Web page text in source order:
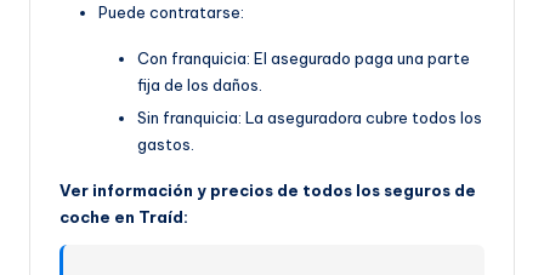
Puede contratarse:
Con franquicia: El asegurado paga una parte
fija de los daños.
Sin franquicia: La aseguradora cubre todos los
gastos.
Ver información y precios de todos los seguros de
coche en Traíd: